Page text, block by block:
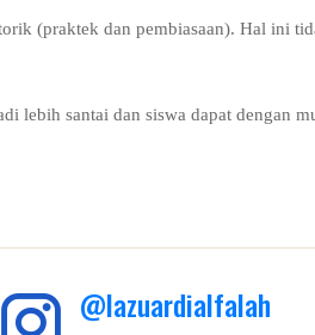
(praktek dan pembiasaan). Hal ini
lebih santai dan siswa dapat dengan
@lazuardialfalah